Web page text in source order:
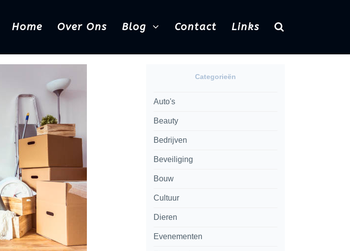
Home Over Ons Blog Contact Links
Categorieën
Auto's
Beauty
Bedrijven
Beveiliging
Bouw
Cultuur
Dieren
Evenementen